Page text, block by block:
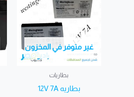
غير متوفر في المخزون
بطاريات
بطاريه 12V 7A